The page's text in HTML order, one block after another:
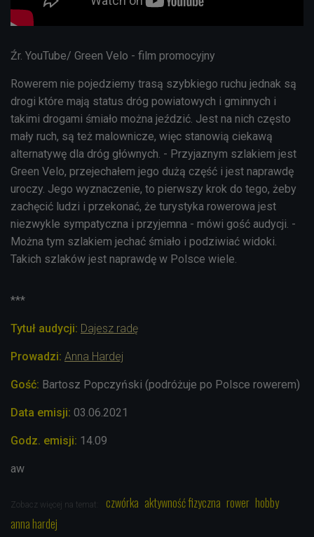
Źr. YouTube/ Green Velo - film promocyjny
Rowerem nie pojedziemy trasą szybkiego ruchu jednak są
drogi które mają status dróg powiatowych i gminnych i
takimi drogami śmiało można jeździć. Jest na nich często
mały ruch, są też malownicze, więc stanowią ciekawą
alternatywę dla dróg głównych. - Przyjaznym szlakiem jest
Green Velo, przejechałem jego dużą część i jest naprawdę
uroczy. Jego wyznaczenie, to pierwszy krok do tego, żeby
zachęcić ludzi i przekonać, że turystyka rowerowa jest
niezwykle sympatyczna i przyjemna - mówi gość audycji. -
Można tym szlakiem jechać śmiało i podziwiać widoki.
Takich szlaków jest naprawdę w Polsce wiele.
***
Tytuł audycji: Dajesz radę
Prowadzi: Anna Hardej
Gość: Bartosz Popczyński (podróżuje po Polsce rowerem)
Data emisji: 03.06.2021
Godz. emisji: 14.09
aw
Zobacz więcej na temat: czwórka aktywność fizyczna rower hobby
anna hardej